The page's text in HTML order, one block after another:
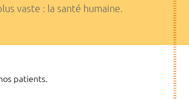
vaste : la santé humaine.
patients.